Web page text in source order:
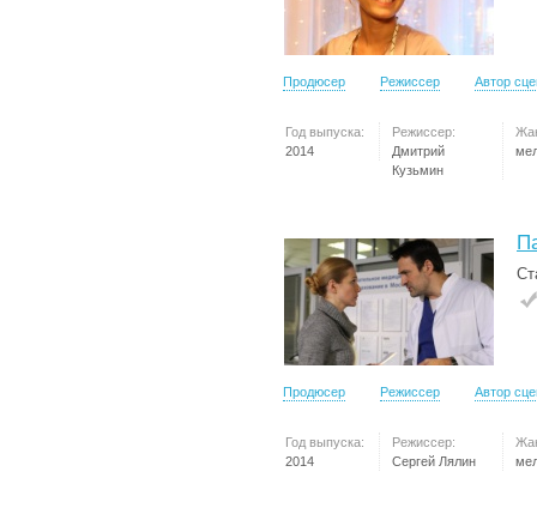
Продюсер Режиссер Автор
Год выпуска:
2014
Режиссер:
Дмитрий
Кузьмин
Продюсер Режиссер Автор
Год выпуска:
2014
Режиссер:
Сергей Лялин